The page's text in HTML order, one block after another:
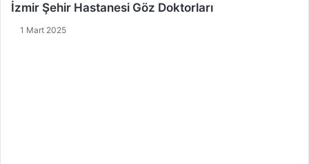
İzmir Şehir Hastanesi Göz Doktorları
1 Mart 2025